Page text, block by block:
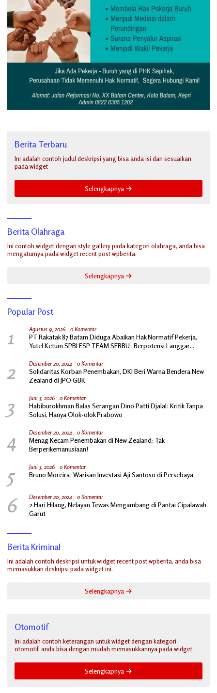
Berita Terbaru
Ini adalah contoh judul deskripsi yang bisa anda isi dan sesuaikan
pada widget
Selengkapnya
Berita Olahraga
Ini contoh widget dengan style gallery pada kategori olahraga, anda bisa
mengaturnya pada widget recent post wpberita.
Selengkapnya
Popular Post
1 Agustus 9, 2026 0 Komentar
PT Rakatak 87 Batam Diduga Abaikan Hak Normatif Pekerja,
Yutel Ketum SPBI FSP TEAM SERBU; Berpotensi Langgar
2 Desember 20, 2024 0 Komentar
Solidaritas Korban Penembakan, DKI Beri Warna Bendera New
Zealand di JPO GBK
3 Juni 5, 2026 0 Komentar
Habiburokhman Balas Serangan Dino Patti Djalal: Kritik Tanpa
Solusi, Hanya Olok-olok Prabowo
4 Desember 20, 2024 0 Komentar
Menag Kecam Penembakan di New Zealand: Tak
Berperikemanusiaan!
5 Juni 5, 2026 0 Komentar
Bruno Moreira: Warisan Investasi Aji Santoso di Persebaya
6 Desember 20, 2024 0 Komentar
2 Hari Hilang, Nelayan Tewas Mengambang di Pantai Cipalawah
Garut
Berita Kriminal
Ini adalah contoh deskripsi untuk widget recent post wpberita, anda bisa
memasukkan deskripsi pada widget ini.
Selengkapnya
Otomotif
Ini adalah contoh keterangan untuk widget dengan kategori
otomotif, anda bisa dengan mudah memasukkannya pada widget.
Selengkapnya